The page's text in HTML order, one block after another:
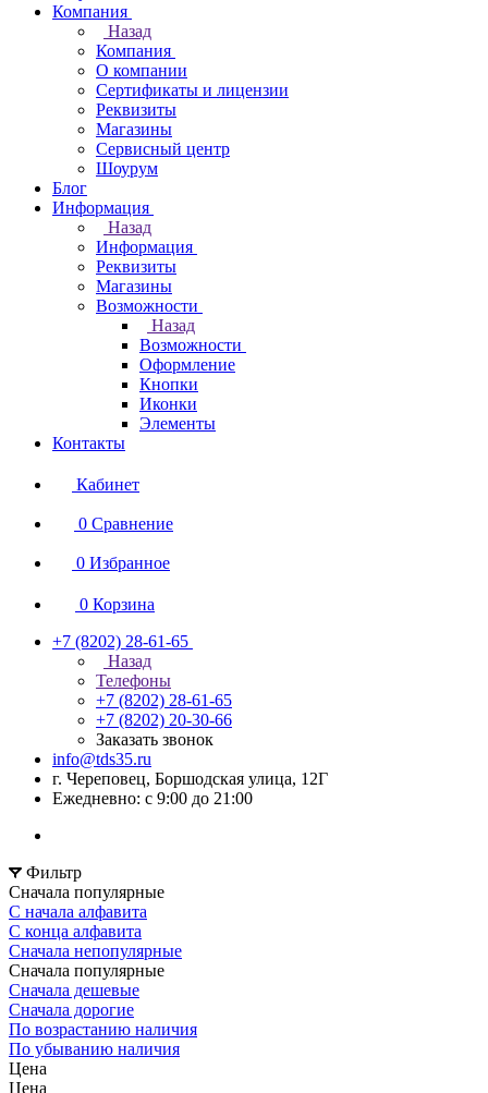
Компания
Назад
Компания
О компании
Сертификаты и лицензии
Реквизиты
Магазины
Сервисный центр
Шоурум
Блог
Информация
Назад
Информация
Реквизиты
Магазины
Возможности
Назад
Возможности
Оформление
Кнопки
Иконки
Элементы
Контакты
Кабинет
0 Сравнение
0 Избранное
0 Корзина
+7 (8202) 28‑61-65
Назад
Телефоны
+7 (8202) 28‑61-65
+7 (8202) 20‑30-66
Заказать звонок
info@tds35.ru
г. Череповец, Боршодская улица, 12Г
Ежедневно: с 9:00 до 21:00
Фильтр
Сначала популярные
С начала алфавита
С конца алфавита
Сначала непопулярные
Сначала популярные
Сначала дешевые
Сначала дорогие
По возрастанию наличия
По убыванию наличия
Цена
Цена